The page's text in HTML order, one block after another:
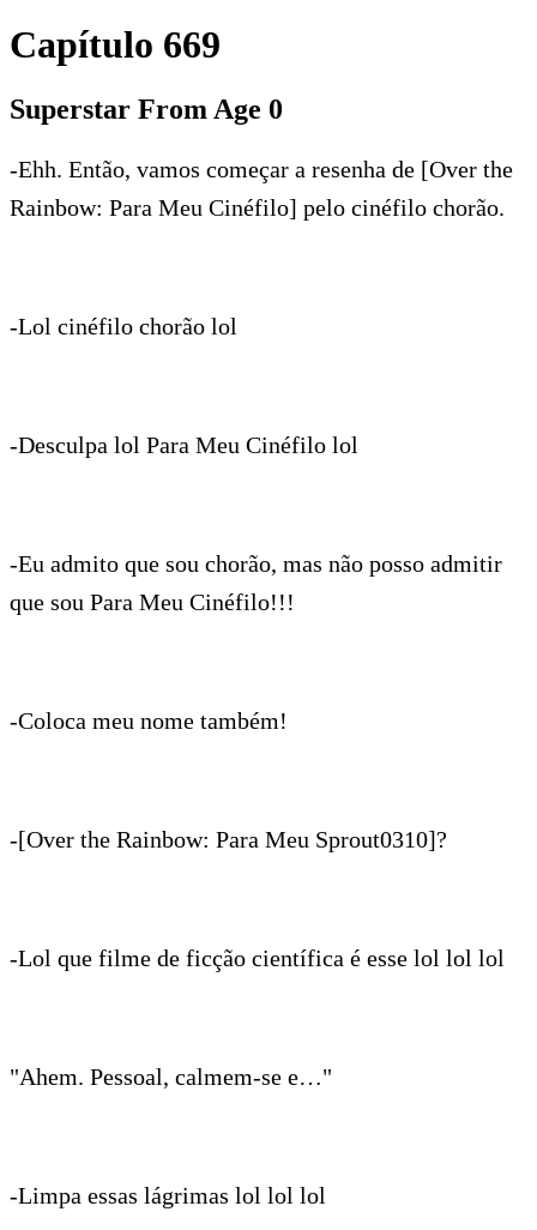
Capítulo 669
Superstar From Age 0
-Ehh. Então, vamos começar a resenha de [Over the
Rainbow: Para Meu Cinéfilo] pelo cinéfilo chorão.
-Lol cinéfilo chorão lol
-Desculpa lol Para Meu Cinéfilo lol
-Eu admito que sou chorão, mas não posso admitir
que sou Para Meu Cinéfilo!!!
-Coloca meu nome também!
-[Over the Rainbow: Para Meu Sprout0310]?
-Lol que filme de ficção científica é esse lol lol lol
"Ahem. Pessoal, calmem-se e…"
-Limpa essas lágrimas lol lol lol